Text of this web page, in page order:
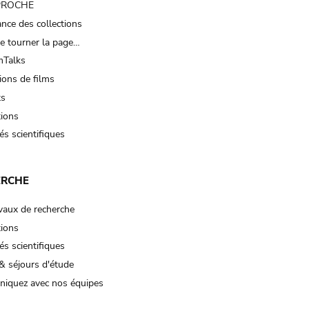
des collections
tourner la page…
de films
scientifiques
de recherche
scientifiques
séjours d'étude
avec nos équipes